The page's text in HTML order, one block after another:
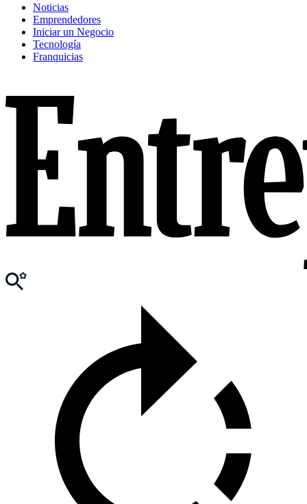
Noticias
Emprendedores
Iniciar un Negocio
Tecnología
Franquicias